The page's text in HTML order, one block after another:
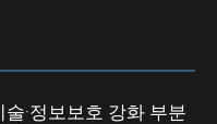
·정보보호 강화 부분